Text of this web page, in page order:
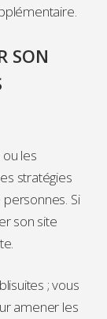
SON
les
stratégies
Si
son site
; vous
amener les